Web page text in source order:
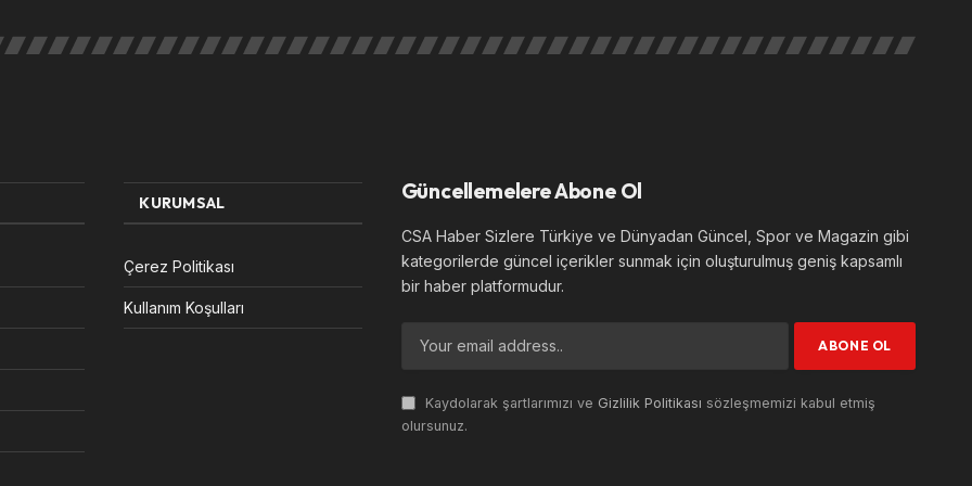
KURUMSAL
Çerez Politikası
Kullanım Koşulları
Güncellemelere Abone Ol
CSA Haber Sizlere Türkiye ve Dünyadan Güncel, Spor ve Magazin gibi
kategorilerde güncel içerikler sunmak için oluşturulmuş geniş kapsamlı
bir haber platformudur.
Kaydolarak şartlarımızı ve Gizlilik Politikası sözleşmemizi kabul etmiş
olursunuz.